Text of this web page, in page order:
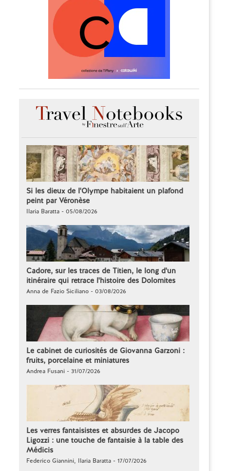
Si les dieux de l'Olympe habitaient un plafond
peint par Véronèse
Ilaria Baratta - 05/08/2026
Cadore, sur les traces de Titien, le long d'un
itinéraire qui retrace l'histoire des Dolomites
Anna de Fazio Siciliano - 03/08/2026
Le cabinet de curiosités de Giovanna Garzoni :
fruits, porcelaine et miniatures
Andrea Fusani - 31/07/2026
Les verres fantaisistes et absurdes de Jacopo
Ligozzi : une touche de fantaisie à la table des
Médicis
Federico Giannini, Ilaria Baratta - 17/07/2026